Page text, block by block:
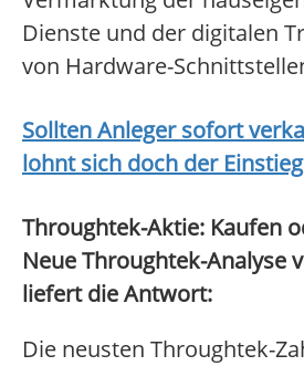
Dienste und der digitalen
von Hardware-
Sollten Anleger sofort
lohnt sich doch der
Throughtek-Aktie: Kaufen
Neue Throughtek-Analyse
liefert die Antwort:
Die neusten Throughtek-